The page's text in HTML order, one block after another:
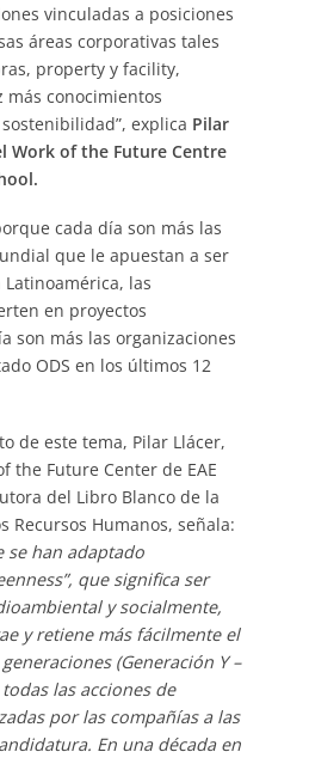
vinculadas a posiciones
áreas corporativas tales
property y facility,
más conocimientos
explica Pilar
Work of the Future Centre
cada día son más las
que le apuestan a ser
las
en proyectos
son más las organizaciones
ODS en los últimos 12
de este tema, Pilar Llácer,
the Future Center de EAE
del Libro Blanco de la
Recursos Humanos, señala:
se han adaptado
que significa ser
y socialmente,
y retiene más fácilmente el
(Generación Y –
las acciones de
por las compañías a las
En una década en